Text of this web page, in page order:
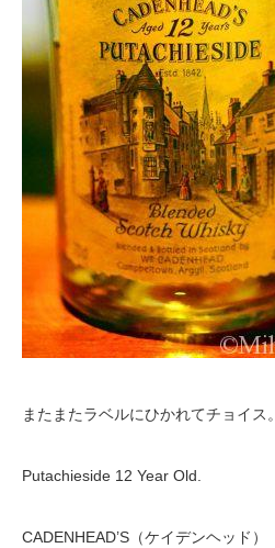
またまたラベルにひかれてチョイス。
Putachieside 12 Year Old.
CADENHEAD’S（ケイデンヘッド）